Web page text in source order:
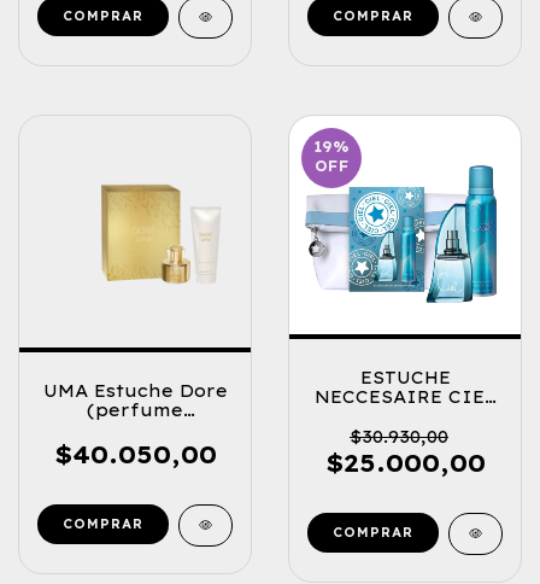
UMA Estuche Dore
(perfume
Corporal)
$40.050,00
19%
OFF
ESTUCHE
NECCESAIRE CIEL
(PERFUME 50ml. +
DESODORANTE
123ml.)
$30.930,00
$25.000,00